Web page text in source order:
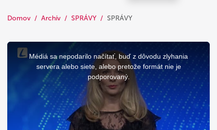
Domov Archív SPRÁVY SPRÁVY
This
modal
Médiá sa nepodarilo načítať, buď z dôvodu zlyhania
servera alebo siete, alebo pretože formát nie je
podporovaný.